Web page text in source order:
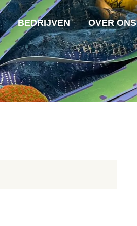
BEDRIJVEN OVER ONS